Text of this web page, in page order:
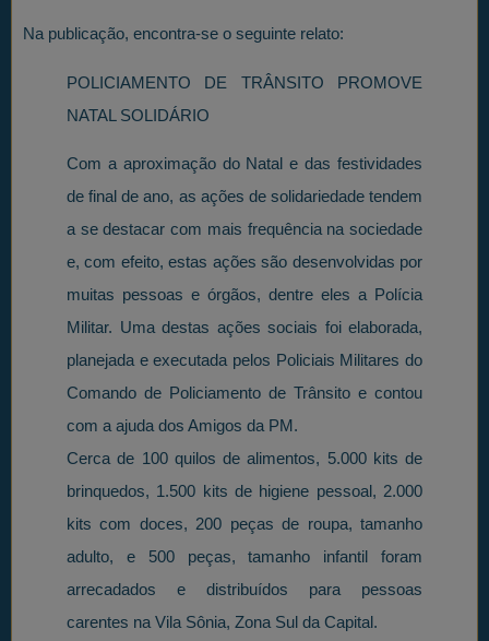
Na publicação, encontra-se o seguinte relato:
POLICIAMENTO DE TRÂNSITO PROMOVE
NATAL SOLIDÁRIO
Com a aproximação do Natal e das festividades
de final de ano, as ações de solidariedade tendem
a se destacar com mais frequência na sociedade
e, com efeito, estas ações são desenvolvidas por
muitas pessoas e órgãos, dentre eles a Polícia
Militar. Uma destas ações sociais foi elaborada,
planejada e executada pelos Policiais Militares do
Comando de Policiamento de Trânsito e contou
com a ajuda dos Amigos da PM.
Cerca de 100 quilos de alimentos, 5.000 kits de
brinquedos, 1.500 kits de higiene pessoal, 2.000
kits com doces, 200 peças de roupa, tamanho
adulto, e 500 peças, tamanho infantil foram
arrecadados e distribuídos para pessoas
carentes na Vila Sônia, Zona Sul da Capital.